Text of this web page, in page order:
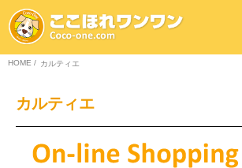
HOME / カルティエ
カルティエ